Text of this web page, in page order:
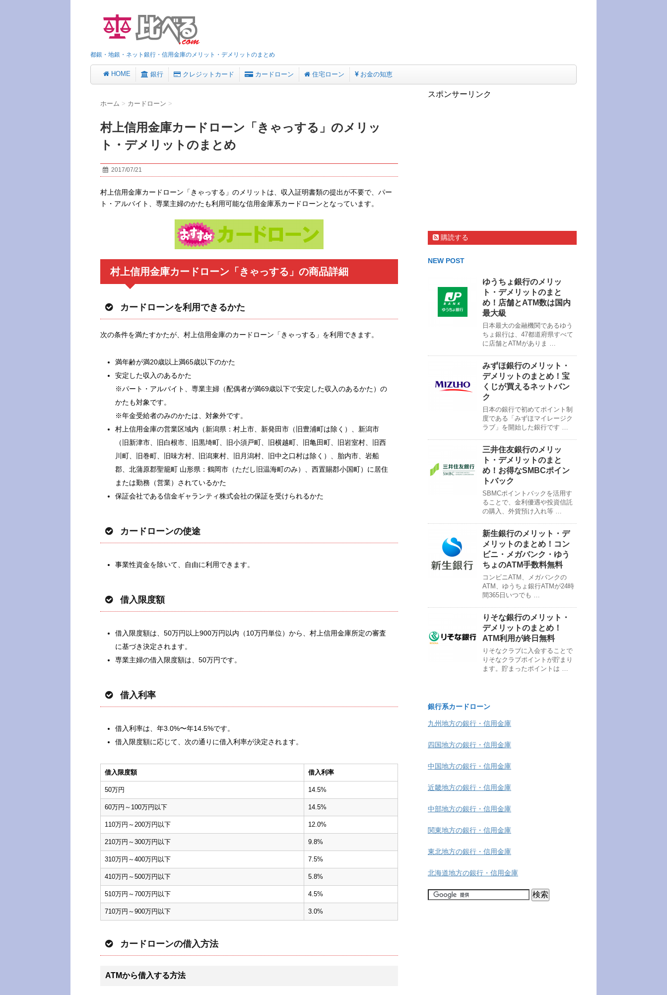
都銀・地銀・ネット銀行・信用金庫のメリット・デメリットのまとめ
HOME 銀行 クレジットカード カードローン 住宅ローン お金の知恵
ホーム > カードローン >
村上信用金庫カードローン「きゃっする」のメリッ
ト・デメリットのまとめ
2017/07/21
村上信用金庫カードローン「きゃっする」のメリットは、収入証明書類の提出が不要で、パー
ト・アルバイト、専業主婦のかたも利用可能な信用金庫系カードローンとなっています。
村上信用金庫カードローン「きゃっする」の商品詳細
カードローンを利用できるかた
次の条件を満たすかたが、村上信用金庫のカードローン「きゃっする」を利用できます。
満年齢が満20歳以上満65歳以下のかた
安定した収入のあるかた
※パート・アルバイト、専業主婦（配偶者が満69歳以下で安定した収入のあるかた）の
かたも対象です。
※年金受給者のみのかたは、対象外です。
村上信用金庫の営業区域内（新潟県：村上市、新発田市（旧豊浦町は除く）、新潟市
（旧新津市、旧白根市、旧黒埼町、旧小須戸町、旧横越町、旧亀田町、旧岩室村、旧西
川町、旧巻町、旧味方村、旧潟東村、旧月潟村、旧中之口村は除く）、胎内市、岩船
郡、北蒲原郡聖籠町 山形県：鶴岡市（ただし旧温海町のみ）、西置賜郡小国町）に居住
または勤務（営業）されているかた
保証会社である信金ギャランティ株式会社の保証を受けられるかた
カードローンの使途
事業性資金を除いて、自由に利用できます。
借入限度額
借入限度額は、50万円以上900万円以内（10万円単位）から、村上信用金庫所定の審査
に基づき決定されます。
専業主婦の借入限度額は、50万円です。
借入利率
借入利率は、年3.0%〜年14.5%です。
借入限度額に応じて、次の通りに借入利率が決定されます。
借入限度額 借入利率
50万円 14.5%
60万円～100万円以下 14.5%
110万円～200万円以下 12.0%
210万円～300万円以下 9.8%
310万円～400万円以下 7.5%
410万円～500万円以下 5.8%
510万円～700万円以下 4.5%
710万円～900万円以下 3.0%
カードローンの借入方法
ATMから借入する方法
スポンサーリンク
購読する
NEW POST
ゆうちょ銀行のメリッ
ト・デメリットのまと
め！店舗とATM数は国内
最大級
日本最大の金融機関であるゆう
ちょ銀行は、47都道府県すべて
に店舗とATMがありま …
みずほ銀行のメリット・
デメリットのまとめ！宝
くじが買えるネットバン
ク
日本の銀行で初めてポイント制
度である「みずほマイレージク
ラブ」を開始した銀行です …
三井住友銀行のメリッ
ト・デメリットのまと
め！お得なSMBCポイン
トバック
SBMCポイントバックを活用す
ることで、金利優遇や投資信託
の購入、外貨預け入れ等 …
新生銀行のメリット・デ
メリットのまとめ！コン
ビニ・メガバンク・ゆう
ちょのATM手数料無料
コンビニATM、メガバンクの
ATM、ゆうちょ銀行ATMが24時
間365日いつでも …
りそな銀行のメリット・
デメリットのまとめ！
ATM利用が終日無料
りそなクラブに入会することで
りそなクラブポイントが貯まり
ます。貯まったポイントは …
銀行系カードローン
九州地方の銀行・信用金庫
四国地方の銀行・信用金庫
中国地方の銀行・信用金庫
近畿地方の銀行・信用金庫
中部地方の銀行・信用金庫
関東地方の銀行・信用金庫
東北地方の銀行・信用金庫
北海道地方の銀行・信用金庫